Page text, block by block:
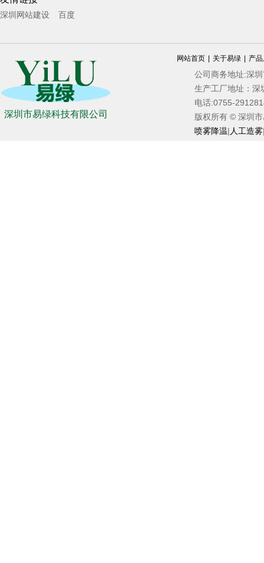
深圳网站建设 百度
深圳市易绿科技有限公司
网站首页 关于易绿 产
公司商务地址:深
生产工厂地址：深
电话:0755-
版权所有 © 深圳
喷雾降温| 人工造雾